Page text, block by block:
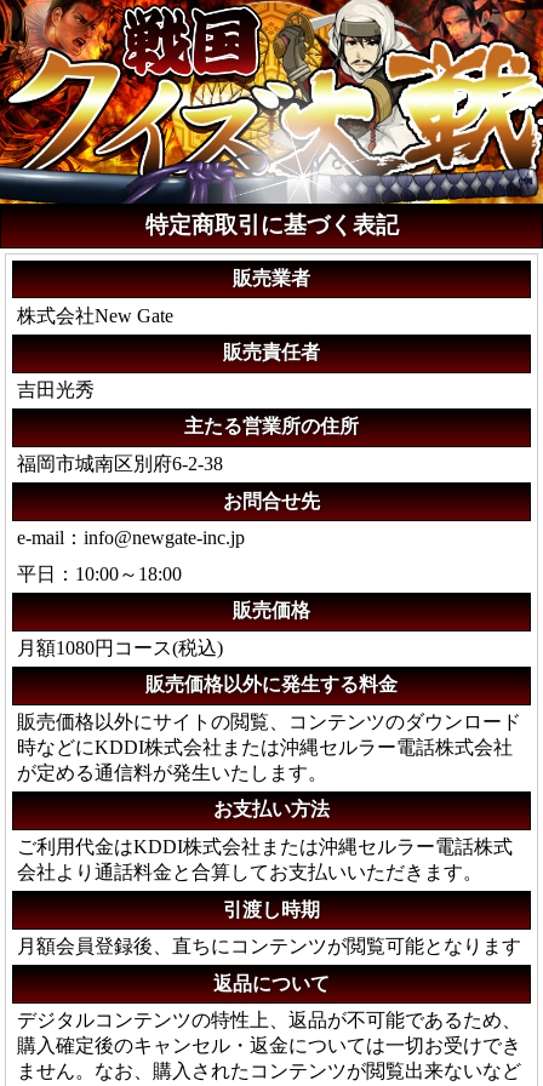
特定商取引に基づく表記
販売業者
株式会社New Gate
販売責任者
吉田光秀
主たる営業所の住所
福岡市城南区別府6-2-38
お問合せ先
e-mail：info@newgate-inc.jp
平日：10:00～18:00
販売価格
月額1080円コース(税込)
販売価格以外に発生する料金
販売価格以外にサイトの閲覧、コンテンツのダウンロード
時などにKDDI株式会社または沖縄セルラー電話株式会社
が定める通信料が発生いたします。
お支払い方法
ご利用代金はKDDI株式会社または沖縄セルラー電話株式
会社より通話料金と合算してお支払いいただきます。
引渡し時期
月額会員登録後、直ちにコンテンツが閲覧可能となります
返品について
デジタルコンテンツの特性上、返品が不可能であるため、
購入確定後のキャンセル・返金については一切お受けでき
ません。なお、購入されたコンテンツが閲覧出来ないなど